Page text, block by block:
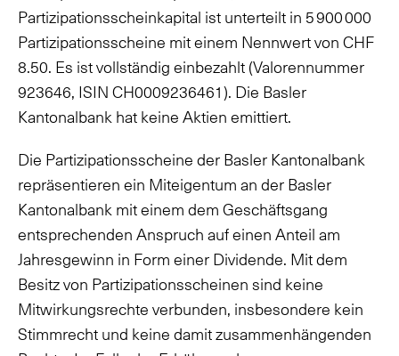
Partizipationsscheinkapital ist unterteilt in 5 900 000
Partizipationsscheine mit einem Nennwert von CHF
8.50. Es ist vollständig einbezahlt (Valorennummer
923646, ISIN CH0009236461). Die Basler
Kantonalbank hat keine Aktien emittiert.
Die Partizipationsscheine der Basler Kantonalbank
repräsentieren ein Miteigentum an der Basler
Kantonalbank mit einem dem Geschäftsgang
entsprechenden Anspruch auf einen Anteil am
Jahresgewinn in Form einer Dividende. Mit dem
Besitz von Partizipationsscheinen sind keine
Mitwirkungsrechte verbunden, insbesondere kein
Stimmrecht und keine damit zusammenhängenden